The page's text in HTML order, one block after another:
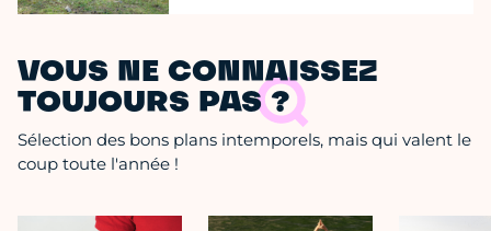
VOUS NE CONNAISSEZ
TOUJOURS PAS ?
Sélection des bons plans intemporels, mais qui valent le
coup toute l'année !